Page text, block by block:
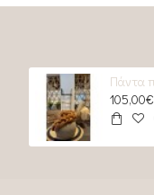
105,00€